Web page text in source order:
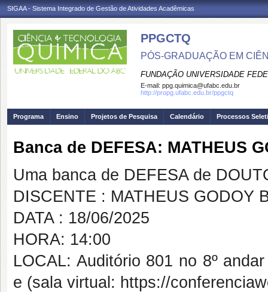
SIGAA - Sistema Integrado de Gestão de Atividades Acadêmicas
PPGCTQ
PÓS-GRADUAÇÃO EM
FUNDAÇÃO UNIVERSIDADE
E-mail: ppg.quimica@ufabc.edu.br
http://propg.ufabc.edu.br/ppgctq
Programa Ensino Projetos de Pesquisa Calendário Processos
Banca de DEFESA: MATHEUS
Uma banca de DEFESA de
DISCENTE : MATHEUS GODOY
DATA : 18/06/2025
HORA: 14:00
LOCAL: Auditório 801 no 8º
e (sala virtual: https://